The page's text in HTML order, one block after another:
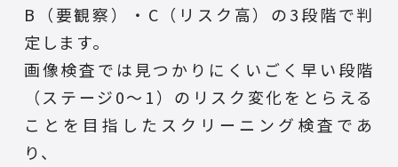
B（要観察）・C（リスク高）の3段階で判
定します。
画像検査では見つかりにくいごく早い段階
（ステージ0〜1）のリスク変化をとらえる
ことを目指したスクリーニング検査であ
り、